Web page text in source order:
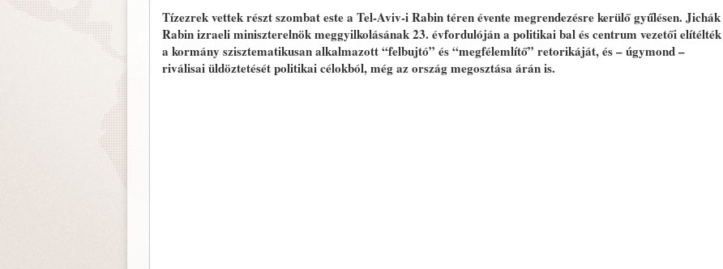
Tízezrek vettek részt szombat este a Tel-Aviv-i Rabin téren évente megrendezésre kerülő gyűlésen. Jichák
Rabin izraeli miniszterelnök meggyilkolásának 23. évfordulóján a politikai bal és centrum vezetői elítélték
a kormány szisztematikusan alkalmazott “felbujtó” és “megfélemlítő” retorikáját, és – úgymond –
riválisai üldöztetését politikai célokból, még az ország megosztása árán is.